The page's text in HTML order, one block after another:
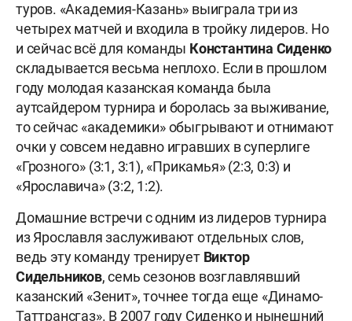
туров. «Академия-Казань» выиграла три из
четырех матчей и входила в тройку лидеров. Но
и сейчас всё для команды Константина Сиденко
складывается весьма неплохо. Если в прошлом
году молодая казанская команда была
аутсайдером турнира и боролась за выживание,
то сейчас «академики» обыгрывают и отнимают
очки у совсем недавно игравших в суперлиге
«Грозного» (3:1, 3:1), «Прикамья»(2:3, 0:3) и
«Ярославича» (3:2, 1:2).
Домашние встречи с одним из лидеров турнира
из Ярославля заслуживают отдельных слов,
ведь эту команду тренирует Виктор
Сидельников, семь сезонов возглавлявший
казанский «Зенит», точнее тогда еще «Динамо-
Таттрансгаз». В 2007 году Сиденко и нынешний